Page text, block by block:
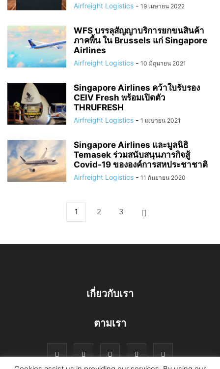
Airfreight Logistics - 19 เมษายน 2022
WFS บรรลุสัญญาบริการยกขนสินค้า
ภาคพื้น ใน Brussels แก่ Singapore
Airlines
Airfreight Logistics - 10 มิถุนายน 2021
Singapore Airlines คว้าใบรับรอง
CEIV Fresh พร้อมเปิดตัว
THRUFRESH
Airfreight Logistics - 1 เมษายน 2021
Singapore Airlines และมูลนิธิ
Temasek ร่วมสนับสนุนภารกิจสู้
Covid-19 ขององค์การสหประชาชาติ
Airfreight Logistics - 11 กันยายน 2020
1 2 3
เกี่ยวกับเรา
ตามเรา